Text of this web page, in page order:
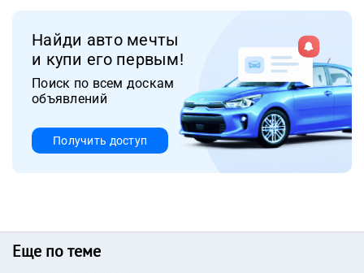
Найди авто мечты
и купи его первым!
Поиск по всем доскам
объявлений
Получить доступ
Еще по теме